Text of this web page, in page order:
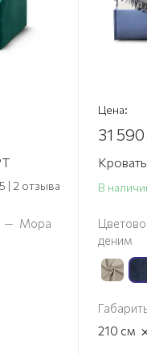
| 2 отзыва
— Мора
Цена:
31 590
В
деним
210 см